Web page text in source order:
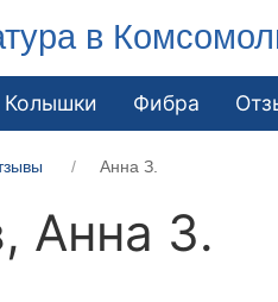
в
Колышки Фибра
Анна З.
Анна З.